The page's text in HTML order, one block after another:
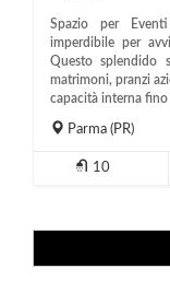
Spazio per
imperdibile per
Questo splendido
matrimoni, pranzi
capacità interna
Parma (PR)
10